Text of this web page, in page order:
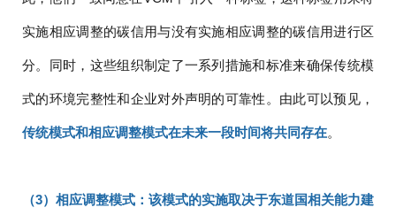
实施相应调整的碳信用与没有实施相应调整的碳信用进行区
分。同时，这些组织制定了一系列措施和标准来确保传统模
式的环境完整性和企业对外声明的可靠性。由此可以预见，
传统模式和相应调整模式在未来一段时间将共同存在。
（3）相应调整模式：该模式的实施取决于东道国相关能力建